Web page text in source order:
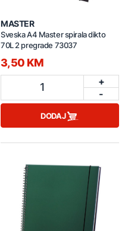
MASTER
Sveska A4 Master spirala dikto
70L 2 pregrade 73037
3,50 KM
1
+
-
DODAJ